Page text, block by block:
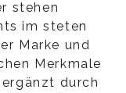
stehen
im steten
Marke und
Merkmale
durch